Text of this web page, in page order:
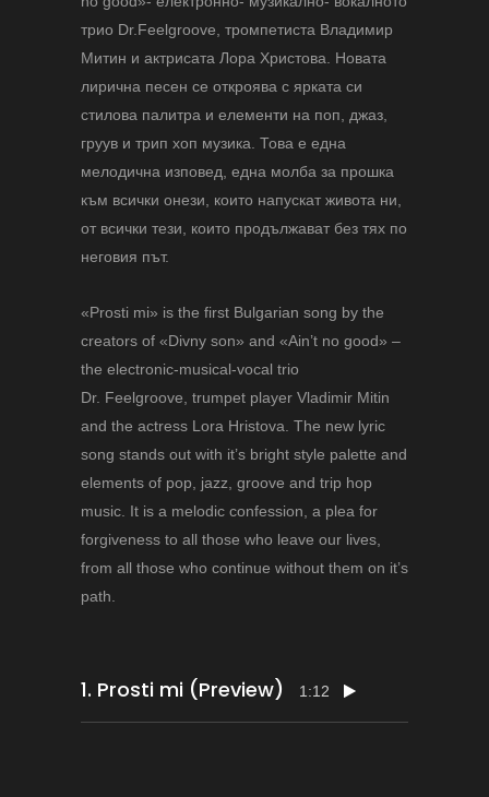
трио Dr.Feelgroove, тромпетиста Владимир
Митин и актрисата Лора Христова. Новата
лирична песен се откроява с ярката си
стилова палитра и елементи на поп, джаз,
груув и трип хоп музика. Това е една
мелодична изповед, една молба за прошка
към всички онези, които напускат живота ни,
от всички тези, които продължават без тях по
неговия път.
«Prosti mi» is the first Bulgarian song by the
creators of «Divny son» and «Ain’t no good» –
the electronic-musical-vocal trio
Dr. Feelgroove, trumpet player Vladimir Mitin
and the actress Lora Hristova. The new lyric
song stands out with it’s bright style palette and
elements of pop, jazz, groove and trip hop
music. It is a melodic confession, a plea for
forgiveness to all those who leave our lives,
from all those who continue without them on it’s
path.
1. Prosti mi (Preview) 1:12